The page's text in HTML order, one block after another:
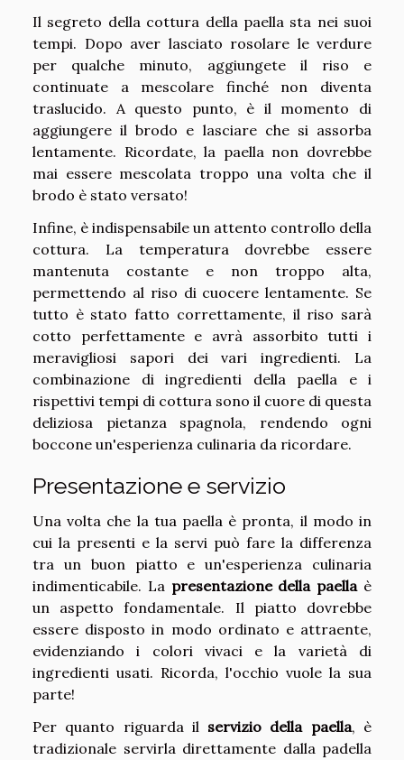
Il segreto della cottura della paella sta nei suoi
tempi. Dopo aver lasciato rosolare le verdure
per qualche minuto, aggiungete il riso e
continuate a mescolare finché non diventa
traslucido. A questo punto, è il momento di
aggiungere il brodo e lasciare che si assorba
lentamente. Ricordate, la paella non dovrebbe
mai essere mescolata troppo una volta che il
brodo è stato versato!
Infine, è indispensabile un attento controllo della
cottura. La temperatura dovrebbe essere
mantenuta costante e non troppo alta,
permettendo al riso di cuocere lentamente. Se
tutto è stato fatto correttamente, il riso sarà
cotto perfettamente e avrà assorbito tutti i
meravigliosi sapori dei vari ingredienti. La
combinazione di ingredienti della paella e i
rispettivi tempi di cottura sono il cuore di questa
deliziosa pietanza spagnola, rendendo ogni
boccone un'esperienza culinaria da ricordare.
Presentazione e servizio
Una volta che la tua paella è pronta, il modo in
cui la presenti e la servi può fare la differenza
tra un buon piatto e un'esperienza culinaria
indimenticabile. La presentazione della paellaè
un aspetto fondamentale. Il piatto dovrebbe
essere disposto in modo ordinato e attraente,
evidenziando i colori vivaci e la varietà di
ingredienti usati. Ricorda, l'occhio vuole la sua
parte!
Per quanto riguarda il servizio della paella, è
tradizionale servirla direttamente dalla padella